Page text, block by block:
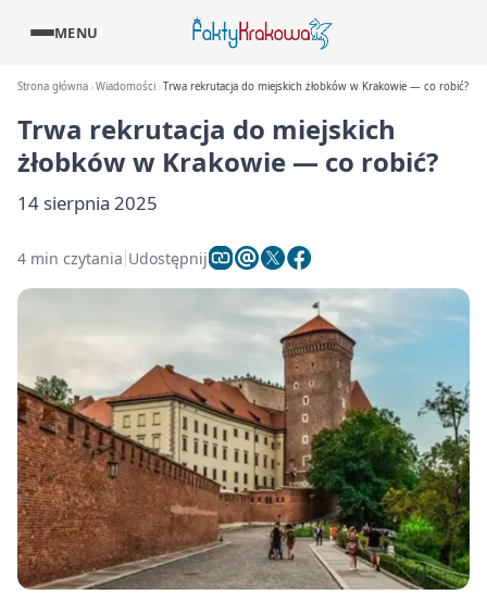
MENU
Strona główna Wiadomości Trwa rekrutacja do miejskich żłobków w Krakowie — co robić?
Trwa rekrutacja do miejskich
żłobków w Krakowie — co robić?
14 sierpnia 2025
4 min czytania Udostępnij